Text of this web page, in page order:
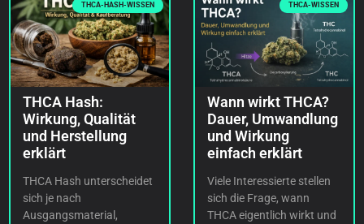
THCA-HASH-WISSEN
THCA Hash:
Wirkung, Qualität
und Herstellung
erklärt
THCA Hash unterscheidet
sich je nach
Ausgangsmaterial,
THCA-WISSEN
Wann wirkt THCA?
Dauer, Umwandlung
und Wirkung
einfach erklärt
Viele Interessierte stellen
sich die Frage, wann
THCA eigentlich wirkt und